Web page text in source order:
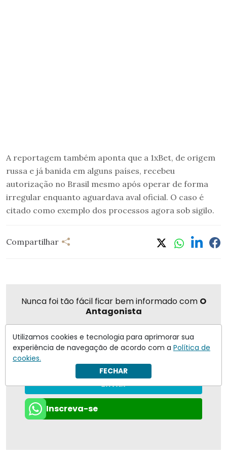
A reportagem também aponta que a 1xBet, de origem
russa e já banida em alguns países, recebeu
autorização no Brasil mesmo após operar de forma
irregular enquanto aguardava aval oficial. O caso é
citado como exemplo dos processos agora sob sigilo.
Compartilhar
Nunca foi tão fácil ficar bem informado com O
Antagonista
Eu concordo em receber notificações | Para obter mais
informações reveja nossaPolítica de Privacidade
Enviar
Inscreva-se
Utilizamos cookies e tecnologia para aprimorar sua
experiência de navegação de acordo com a Política de
cookies.
FECHAR